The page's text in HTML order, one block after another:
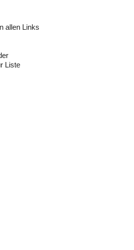
allen Links
Liste